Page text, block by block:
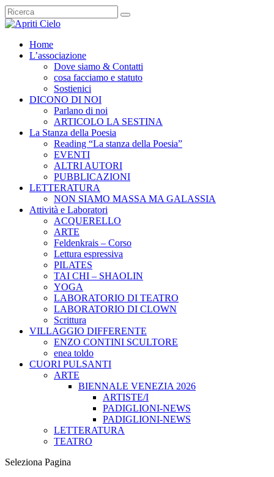
Home
L’associazione
Dove siamo & Contatti
cosa facciamo e statuto
Sostienici
DICONO DI NOI
Parlano di noi
ARTICOLO LA SESTINA
La Stanza della Poesia
Reading “La stanza della Poesia”
EVENTI
ALTRI AUTORI
PUBBLICAZIONI
LETTERATURA
NON SIAMO MASSA MA GALASSIA
Attività e Laboratori
ACQUERELLO
ARTE
Feldenkrais – Corso
Lettura espressiva
PILATES
TAI CHI – SHAOLIN
YOGA
LABORATORIO DI TEATRO
LABORATORIO DI CLOWN
Scrittura
VILLAGGIO DIFFERENTE
ENZO CONTINI SCULTORE
enea toldo
CUORI PULSANTI
ARTE
BIENNALE VENEZIA 2026
ARTISTE/I
PADIGLIONI-NEWS
PADIGLIONI-NEWS
LETTERATURA
TEATRO
Seleziona Pagina